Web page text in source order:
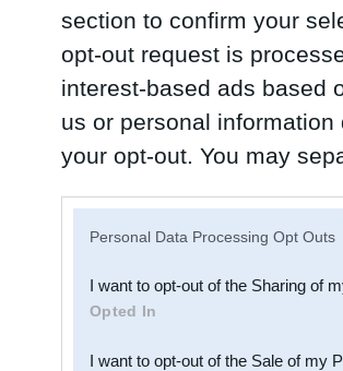
section to confirm your
opt-out request is
interest-based ads based
us or personal
your opt-out. You may
Downstream Participants
third parties.
Personal Data Processing Opt Outs
I want to opt-out of the Sharing of
Opted In
I want to opt-out of the Sale of my